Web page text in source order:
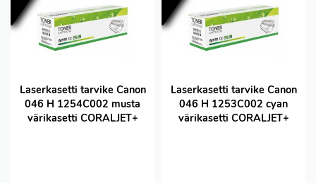
Laserkasetti tarvike Canon
046 H 1254C002 musta
värikasetti CORALJET+
Laserkasetti tarvike Canon
046 H 1253C002 cyan
värikasetti CORALJET+